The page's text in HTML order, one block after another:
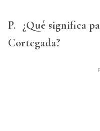
P. ¿Qué significa
Cortegada?